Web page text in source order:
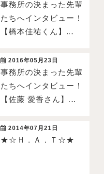
事務所の決まった先輩
たちへインタビュー！
【橋本佳祐くん】...
2016年05月23日
事務所の決まった先輩
たちへインタビュー！
【佐藤 愛香さん】...
2014年07月21日
★☆Ｈ．Ａ．Ｔ☆★